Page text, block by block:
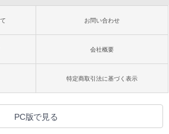
お問い合わせ
会社概要
特定商取引法に基づく表示
PC版で見る